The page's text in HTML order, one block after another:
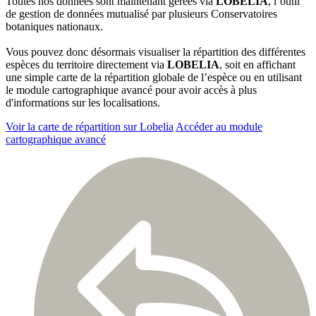
de gestion de données mutualisé par plusieurs Conservatoires
botaniques nationaux.
Vous pouvez donc désormais visualiser la répartition des différentes
espèces du territoire directement via LOBELIA, soit en affichant
une simple carte de la répartition globale de l’espèce ou en utilisant
le module cartographique avancé pour avoir accès à plus
d'informations sur les localisations.
Voir la carte de répartition sur Lobelia Accéder au module
cartographique avancé